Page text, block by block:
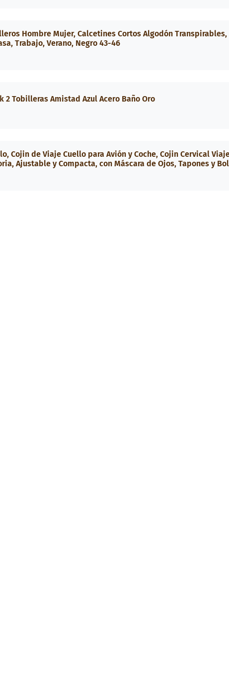
Hombre Mujer, Calcetines Cortos Algodón Transpirables,
Trabajo, Verano, Negro 43-46
2 Tobilleras Amistad Azul Acero Baño Oro
Cojin de Viaje Cuello para Avión y Coche, Cojin Cervical
Ajustable y Compacta, con Máscara de Ojos, Tapones y